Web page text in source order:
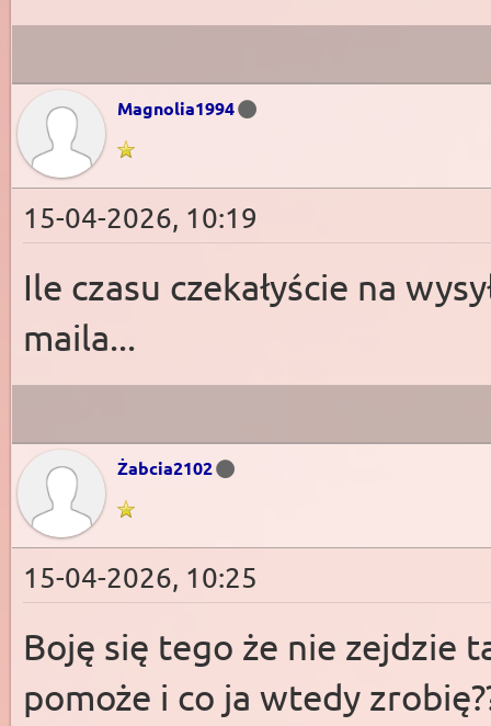
Magnolia1994
15-04-2026, 10:19
Ile czasu czekałyście na
maila...
Żabcia2102
15-04-2026, 10:25
Boję się tego że nie zejdzie
pomoże i co ja wtedy